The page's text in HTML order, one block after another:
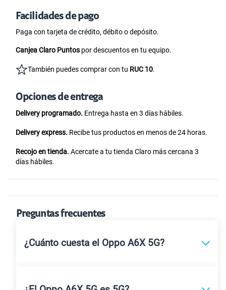
Facilidades de pago
Paga con tarjeta de crédito, débito o depósito.
Canjea Claro Puntos por descuentos en tu equipo.
También puedes comprar con tu RUC 10.
Opciones de entrega
Delivery programado. Entrega hasta en 3 días hábiles.
Delivery express. Recibe tus productos en menos de 24 horas.
Recojo en tienda. Acercate a tu tienda Claro más cercana 3
días hábiles.
Preguntas frecuentes
¿Cuánto cuesta el Oppo A6X 5G?